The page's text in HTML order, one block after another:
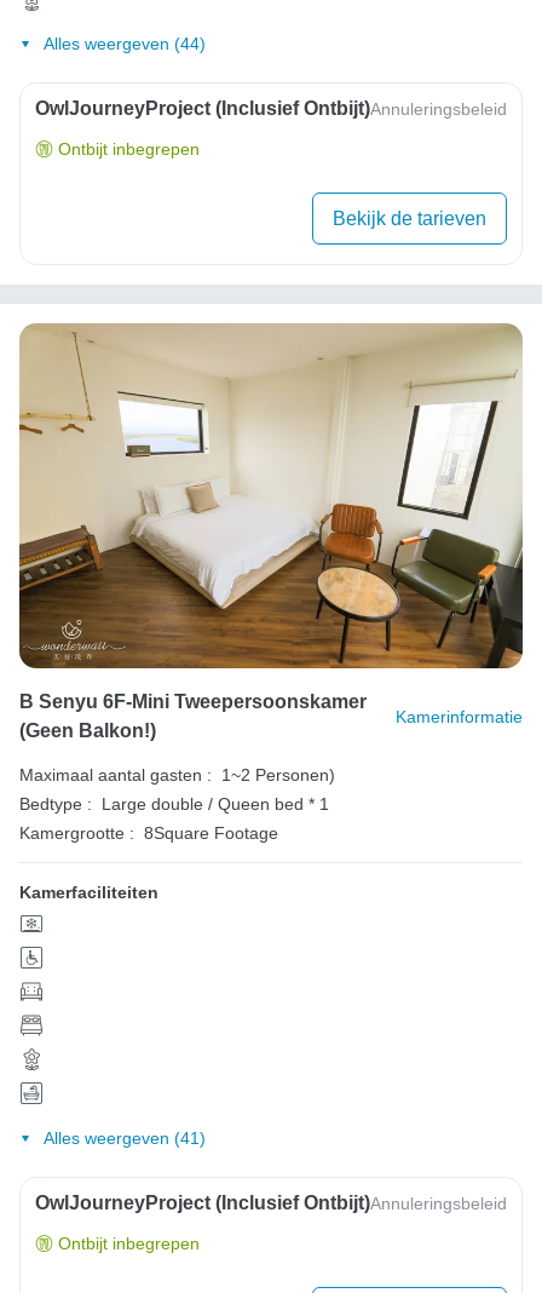
Alles weergeven (44)
OwlJourneyProject (inclusief Ontbijt)Annuleringsbeleid
Ontbijt inbegrepen
Bekijk de tarieven
B Senyu 6F-Mini Tweepersoonskamer
(geen Balkon!)
Kamerinformatie
Maximaal aantal gasten :
1~2 Personen)
Bedtype :
Large double / Queen bed * 1
Kamergrootte : 8Square Footage
Kamerfaciliteiten
Alles weergeven (41)
OwlJourneyProject (inclusief Ontbijt)Annuleringsbeleid
Ontbijt inbegrepen